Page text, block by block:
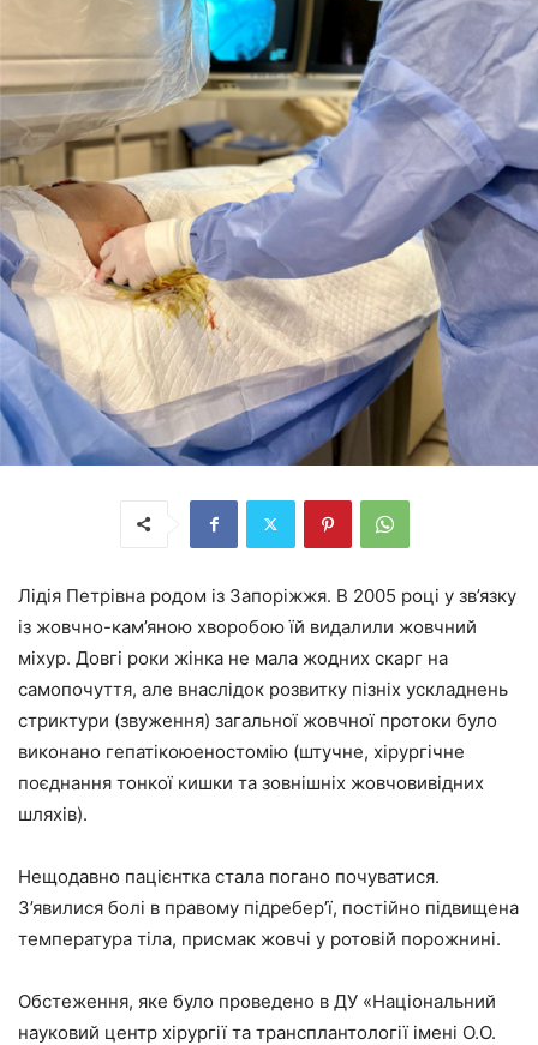
Лідія Петрівна родом із Запоріжжя. В 2005 році у зв’язку
із жовчно-кам’яною хворобою їй видалили жовчний
міхур. Довгі роки жінка не мала жодних скарг на
самопочуття, але внаслідок розвитку пізніх ускладнень
стриктури (звуження) загальної жовчної протоки було
виконано гепатікоюеностомію (штучне, хірургічне
поєднання тонкої кишки та зовнішніх жовчовивідних
шляхів).
Нещодавно пацієнтка стала погано почуватися.
З’явилися болі в правому підребер’ї, постійно підвищена
температура тіла, присмак жовчі у ротовій порожнині.
Обстеження, яке було проведено в ДУ «Національний
науковий центр хірургії та трансплантології імені О.О.